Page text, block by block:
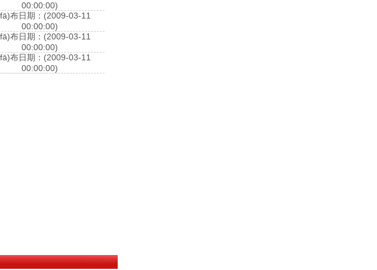
00:00:00)
布日期：(2009-03-11
00:00:00)
布日期：(2009-03-11
00:00:00)
布日期：(2009-03-11
00:00:00)